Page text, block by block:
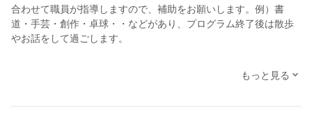
合わせて職員が指導しますので、補助をお願いします。例）書
道・手芸・創作・卓球・・などがあり、プログラム終了後は散歩
やお話をして過ごします。
もっと見る